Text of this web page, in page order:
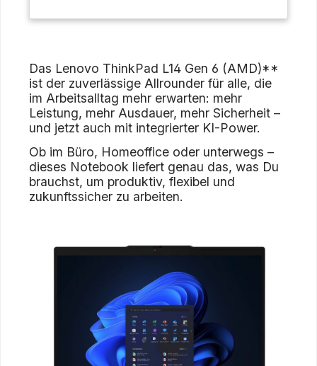
Das Lenovo ThinkPad L14 Gen 6 (AMD)**
ist der zuverlässige Allrounder für alle, die
im Arbeitsalltag mehr erwarten: mehr
Leistung, mehr Ausdauer, mehr Sicherheit –
und jetzt auch mit integrierter KI-Power.
Ob im Büro, Homeoffice oder unterwegs –
dieses Notebook liefert genau das, was Du
brauchst, um produktiv, flexibel und
zukunftssicher zu arbeiten.